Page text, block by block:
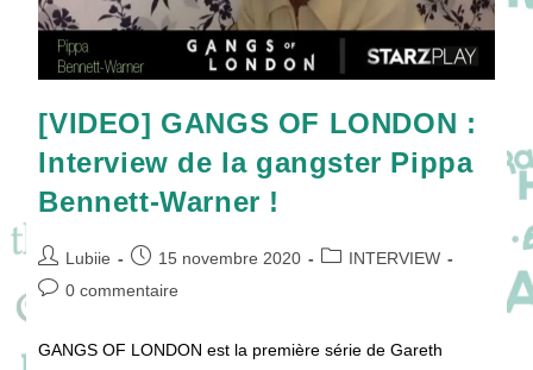
[VIDEO] GANGS OF LONDON :
Interview de la gangster Pippa
Bennett-Warner !
Auteur/autrice
de
Lubiie
Publication
publiée :
15 novembre 2020
PostINTERVIEW
Commentaires
0 commentaire
GANGS OF LONDON est la première série de Gareth